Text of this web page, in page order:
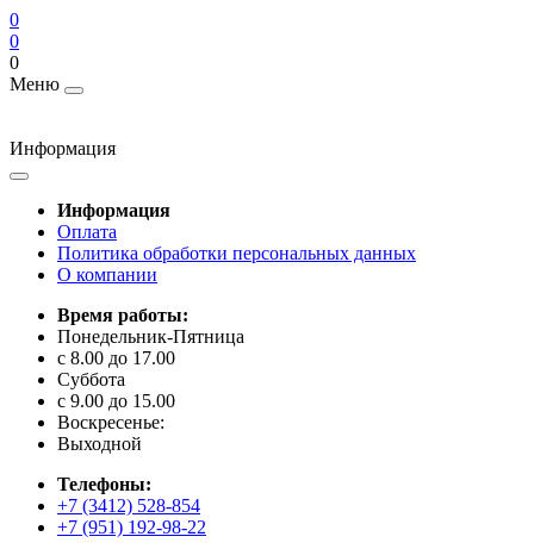
0
0
0
Меню
Информация
Информация
Оплата
Политика обработки персональных данных
О компании
Время работы:
Понедельник-Пятница
с 8.00 до 17.00
Суббота
с 9.00 до 15.00
Воскресенье:
Выходной
Телефоны:
+7 (3412) 528-854
+7 (951) 192-98-22